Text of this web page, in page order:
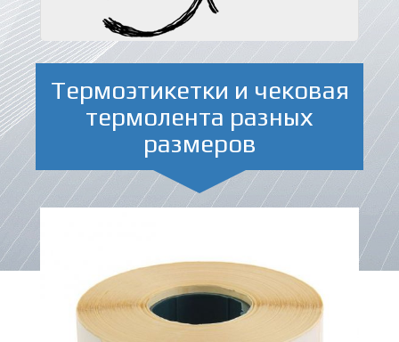
Термоэтикетки и чековая
термолента разных
размеров